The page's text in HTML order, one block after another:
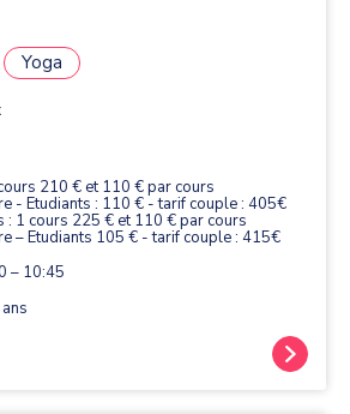
Yoga
210 € et 110 € par cours
- Etudiants : 110 € - tarif couple : 405€
: 1 cours 225 € et 110 € par cours
– Etudiants 105 € - tarif couple : 415€
– 10:45